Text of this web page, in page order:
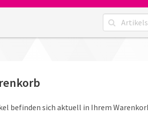
befinden sich aktuell in Ihrem